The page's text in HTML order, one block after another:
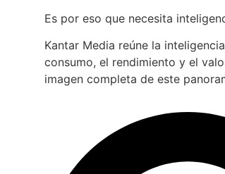
Es por eso que necesita
Kantar Media reúne la
consumo, el rendimiento y el
imagen completa de este